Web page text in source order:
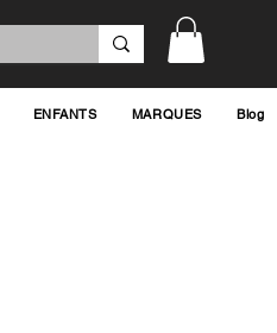
ENFANTS MARQUES Blog